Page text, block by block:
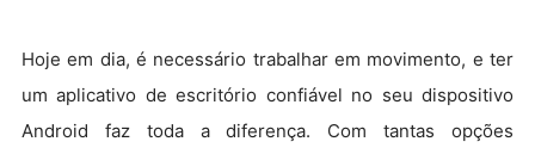
Hoje em dia, é necessário trabalhar em movimento, e ter
um aplicativo de escritório confiável no seu dispositivo
Android faz toda a diferença. Com tantas opções